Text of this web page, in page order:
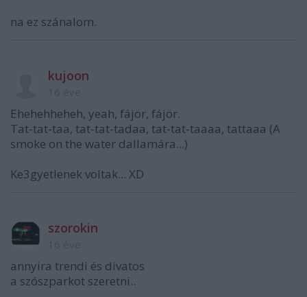
na ez szánalom.
kujoon
Ehehehheheh, yeah, fájör, fájör.
Tat-tat-taa, tat-tat-tadaa, tat-tat-taaaa, tattaaa (A
smoke on the water dallamára...)
Ke3gyetlenek voltak... XD
szorokin
annyira trendi és divatos
a szószparkot szeretni..